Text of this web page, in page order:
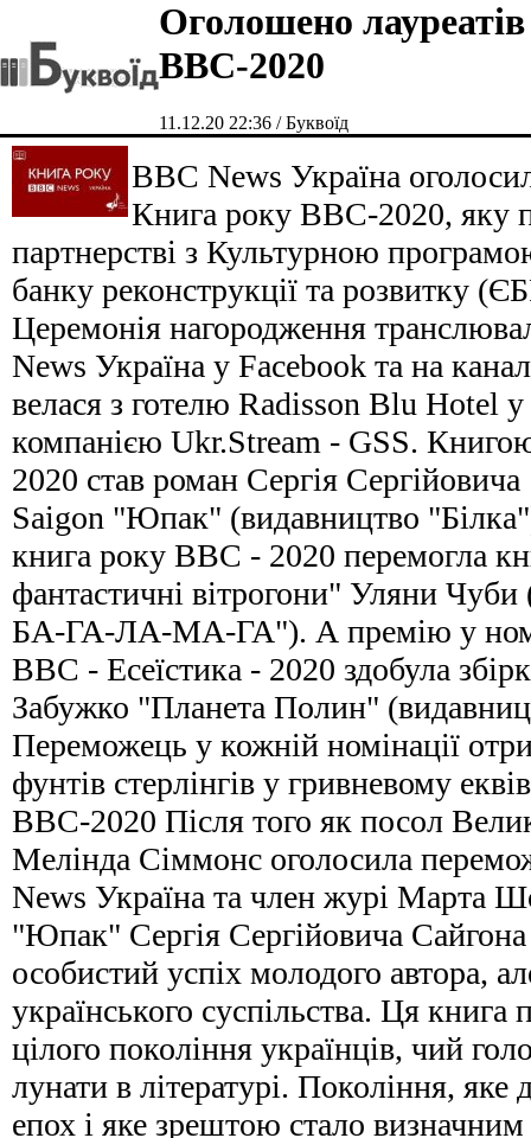
Оголошено
ВВС-2020
11.12.20 22:36 / Буквоїд
BBC News Україна
Книга року BBC-2020, яку
партнерстві з Культурною
банку реконструкції та розвитку
Церемонія нагородження
News Україна у Facebook та на
велася з готелю Radisson Blu Hotel у
компанією Ukr.Stream - GSS.
2020 став роман Сергія Сергійовича
Saigon "Юпак" (видавництво
книга року BBC - 2020 перемогла
фантастичні вітрогони" Уляни
БА-ГА-ЛА-МА-ГА"). А премію у
ВВС - Есеїстика - 2020 здобула
Забужко "Планета Полин"
Переможець у кожній номінації
фунтів стерлінгів у гривневому
ВВС-2020 Після того як посол
Мелінда Сіммонс оголосила
News Україна та член журі Марта
"Юпак" Сергія Сергійовича
особистий успіх молодого автора,
українського суспільства. Ця книга
цілого покоління українців, чий
лунати в літературі. Покоління, яке
епох і яке зрештою стало